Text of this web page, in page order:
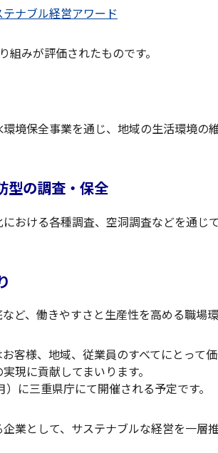
ナブル経営アワード
みが評価されたものです。
境保全事業を通じ、地域の生活環境の
型の調査・保全
おける各種調査、空洞調査などを通じ
ど、働きやすさと生産性を高める職場環
客様、地域、従業員のすべてにとって
現に貢献してまいります。
に三重県庁にて開催される予定です。
業として、サステナブルな経営を一層